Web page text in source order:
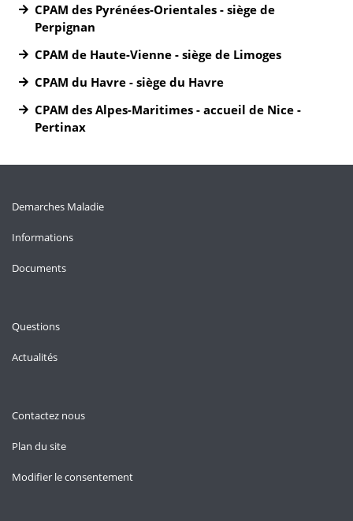
CPAM des Pyrénées-Orientales - siège de
Perpignan
CPAM de Haute-Vienne - siège de Limoges
CPAM du Havre - siège du Havre
CPAM des Alpes-Maritimes - accueil de Nice -
Pertinax
Demarches Maladie
Informations
Documents
Questions
Actualités
Contactez nous
Plan du site
Modifier le consentement